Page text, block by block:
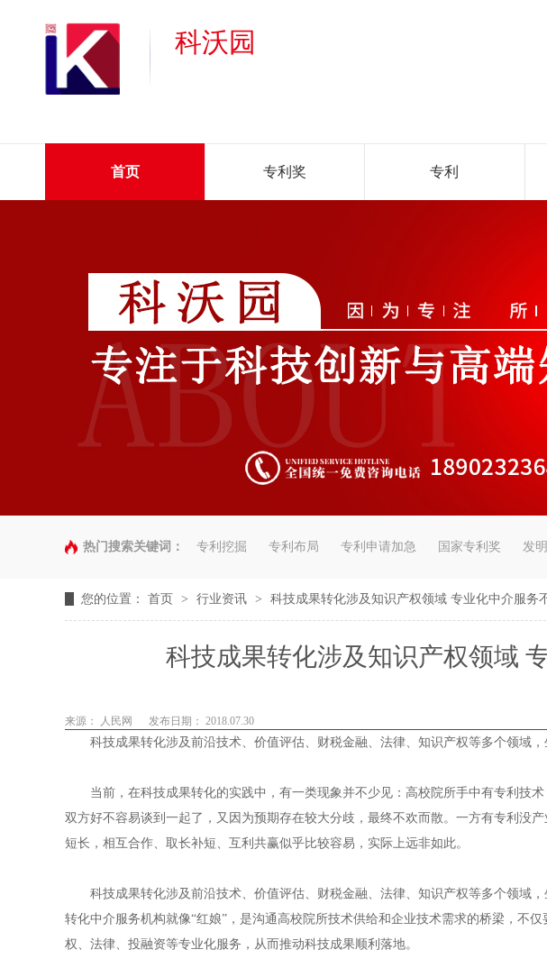
科沃园
首页 专利奖 专利
热门搜索关键词： 专利挖掘 专利布局 专利申请加急 国家专利奖 发
您的位置： 首页 > 行业资讯 > 科技成果转化涉及知识产权领域 专业化中介服务
科技成果转化涉及知识产权领域
来源： 人民网 发布日期： 2018.07.30
科技成果转化涉及前沿技术、价值评估、财税金融、法律、知识产权等多个领域，
当前，在科技成果转化的实践中，有一类现象并不少见：高校院所手中有专利技术
双方好不容易谈到一起了，又因为预期存在较大分歧，最终不欢而散。一方有专利没
短长，相互合作、取长补短、互利共赢似乎比较容易，实际上远非如此。
科技成果转化涉及前沿技术、价值评估、财税金融、法律、知识产权等多个领域，
转化中介服务机构就像“红娘”，是沟通高校院所技术供给和企业技术需求的桥梁，不
权、法律、投融资等专业化服务，从而推动科技成果顺利落地。